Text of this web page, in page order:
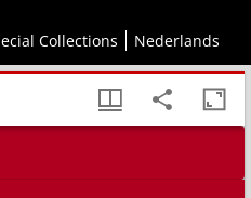
Collections Nederlands
Stedte ausstheilen, zubefinden, wie viel
Legationen, auch Kauffhendlern, Posten